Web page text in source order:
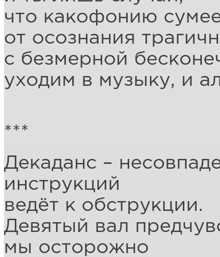
что какофонию
от осознания
с безмерной
уходим в музыку, и
***
Декаданс –
инструкций
ведёт к обструкции.
Девятый вал
мы осторожно